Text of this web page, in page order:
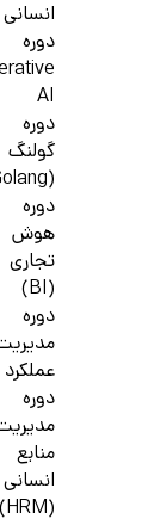
انسانی
دوره
AI
دوره
گولنگ
(Golang)
دوره
هوش
تجاری
(BI)
دوره
عملکرد
دوره
منابع
انسانی
(HRM)